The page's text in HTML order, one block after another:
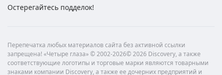
Остерегайтесь подделок!
Перепечатка любых материалов сайта без активной ссылки
запрещена! «Четыре глаза» © 2002-2026© 2026 Discovery, а также
соответствующие логотипы и торговые марки являются товарными
знаками компании Discovery, а также ее дочерних предприятий и